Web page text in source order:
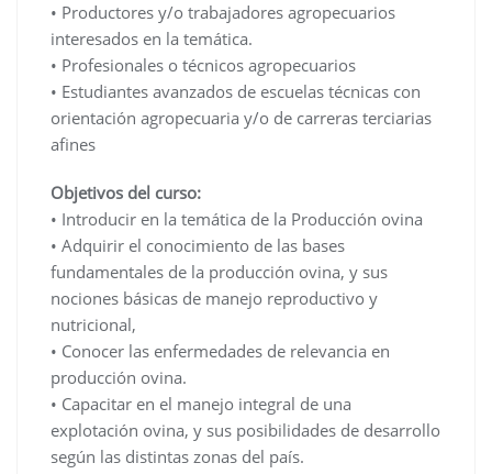
• Productores y/o trabajadores agropecuarios
interesados en la temática.
• Profesionales o técnicos agropecuarios
• Estudiantes avanzados de escuelas técnicas con
orientación agropecuaria y/o de carreras terciarias
afines
Objetivos del curso:
• Introducir en la temática de la Producción ovina
• Adquirir el conocimiento de las bases
fundamentales de la producción ovina, y sus
nociones básicas de manejo reproductivo y
nutricional,
• Conocer las enfermedades de relevancia en
producción ovina.
• Capacitar en el manejo integral de una
explotación ovina, y sus posibilidades de desarrollo
según las distintas zonas del país.